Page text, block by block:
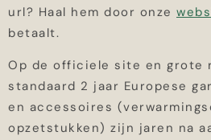
url? Haal hem door onze
betaalt.
Op de officiele site en grote
standaard 2 jaar Europese
en accessoires
opzetstukken) zijn jaren na